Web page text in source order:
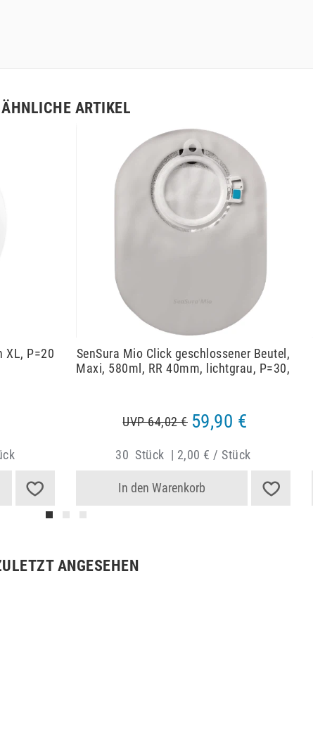
ÄHNLICHE ARTIKEL
XL, P=20
SenSura Mio Click geschlossener Beutel,
Maxi, 580ml, RR 40mm, lichtgrau, P=30,
UVP 64,02 € 59,90 €
30 Stück | 2,00 € / Stück
In den Warenkorb
ANGESEHEN